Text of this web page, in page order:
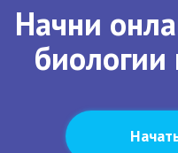
Начни
биологии